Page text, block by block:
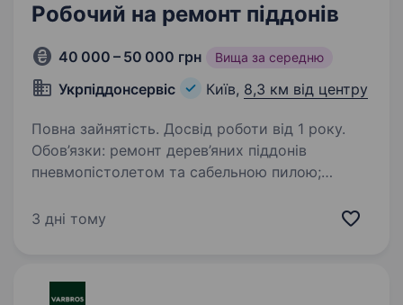
Робочий на ремонт піддонів
40 000 – 50 000 грн Вища за середню
Укрпіддонсервіс Київ, 8,3 км від центру
Повна зайнятість. Досвід роботи від 1 року.
Обов’язки: ремонт дерев’яних піддонів
пневмопістолетом та сабельною пилою;
піддонах; без шкідливих звичок; Умови роботи:
3 дні тому